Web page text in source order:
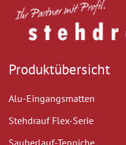
Produktübersicht
Alu-Eingangsmatten
Stehdrauf Flex-Serie
Sauberlauf-Teppiche